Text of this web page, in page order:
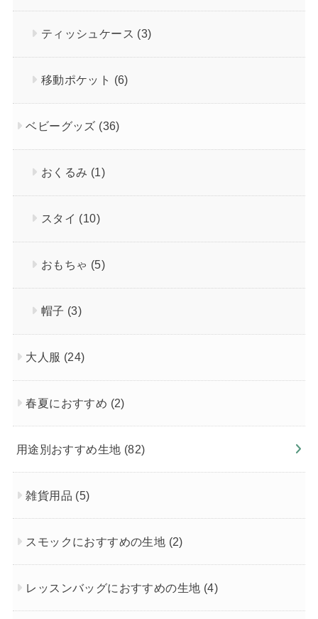
ティッシュケース (3)
移動ポケット (6)
ベビーグッズ (36)
おくるみ (1)
スタイ (10)
おもちゃ (5)
帽子 (3)
大人服 (24)
春夏におすすめ (2)
用途別おすすめ生地 (82)
雑貨用品 (5)
スモックにおすすめの生地 (2)
レッスンバッグにおすすめの生地 (4)